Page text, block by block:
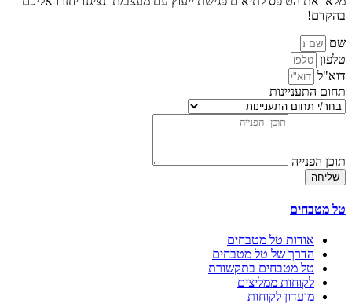
בהקדם!
שם
טלפון
דוא"ל
תחום התעניינות
תוכן הפנייה
שליחה
טל מטבחים
אודות טל מטבחים
הדרך של טל מטבחים
טל מטבחים בתקשורת
לקוחות ממליצים
מועדון לקוחות